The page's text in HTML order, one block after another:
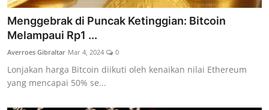
Menggebrak di Puncak Ketinggian: Bitcoin
Melampaui Rp1 ...
Averroes Gibraltar Mar 4, 2024 0
Lonjakan harga Bitcoin diikuti oleh kenaikan nilai Ethereum
yang mencapai 50% se...